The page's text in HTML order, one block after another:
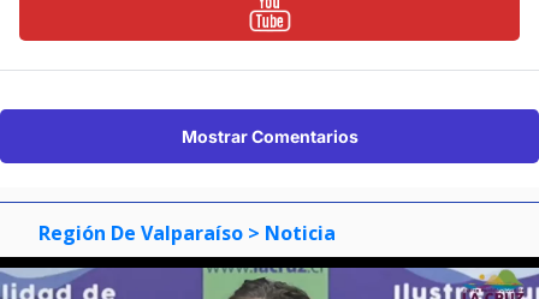
Mostrar Comentarios
Región De Valparaíso > Noticia